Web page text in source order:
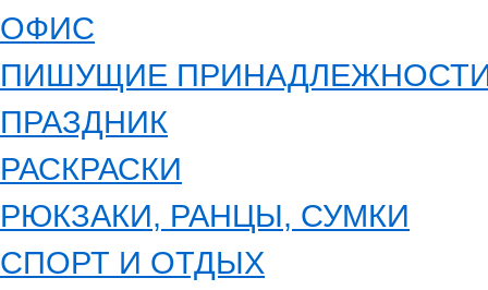
ОФИС
ПИШУЩИЕ
ПРАЗДНИК
РАСКРАСКИ
РЮКЗАКИ, РАНЦЫ, СУМКИ
СПОРТ И ОТДЫХ